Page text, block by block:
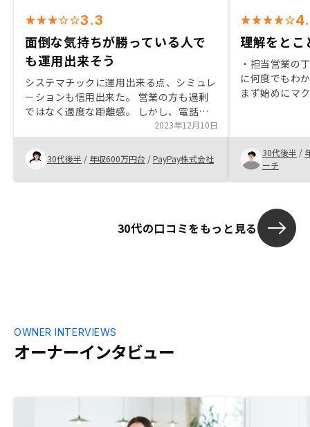
3.3
面倒な気持ちが勝っている人で
も運用出来そう
システマチックに運用出来る点、シミュレ
ーションも信用出来た。 営業の方も過剰
ではなく適度な距離感。 しかし、電話に
拘る姿勢は如何なものかと感じる。 管理
には煩雑な書類、並びに維持がかかると想
定していたが、手間が少なく済みそうな
為、現職を続けながら無理なく運用出来る
と感じた。書類を減らしてください。 電
2023年12月10日
30代後半 / 年収600万円台 /PayPay株式会社
理解をとこ
・担当営業の
に何度でもわ
まず始めにマ
てのメリット
とで検討をス
きました。 ・
立地の方針が
30代後半 /
ーチ
30代の口コミをもっと見る
オーナーインタビュー
OWNER INTERVIEWS